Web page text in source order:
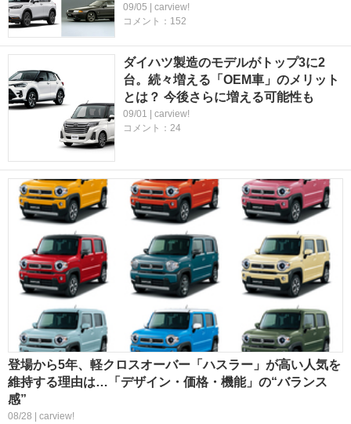
09/05 | carview!
コメント：152
ダイハツ製造のモデルがトップ3に2
台。続々増える「OEM車」のメリット
とは？ 今後さらに増える可能性も
09/01 | carview!
コメント：24
登場から5年、軽クロスオーバー「ハスラー」が高い人気を
維持する理由は…「デザイン・価格・機能」の“バランス
感”
08/28 | carview!